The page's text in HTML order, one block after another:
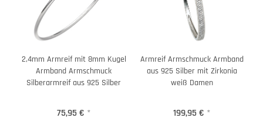
2,4mm Armreif mit 8mm Kugel
Armband Armschmuck
Silberarmreif aus 925 Silber
75,95 € *
Armreif Armschmuck Armband
aus 925 Silber mit Zirkonia
weiß Damen
199,95 € *